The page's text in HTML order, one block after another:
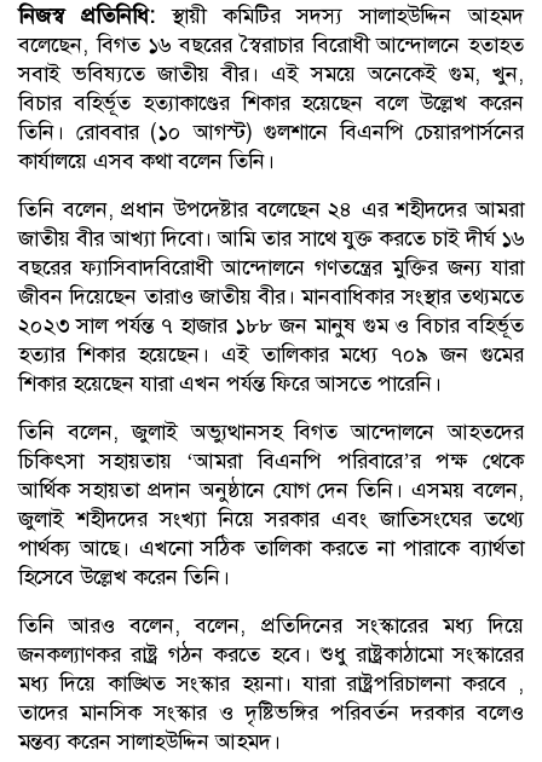
নিজস্ব প্রতিনিধি:স্থায়ী কমিটির সদস্য সালাহউদ্দিন আহমদ
বলেছেন, বিগত ১৬ বছরের স্বৈরাচার বিরোধী আন্দোলনে হতাহত
সবাই ভবিষ্যতে জাতীয় বীর। এই সময়ে অনেকেই গুম, খুন,
বিচার বহির্ভূত হত্যাকাণ্ডের শিকার হয়েছেন বলে উল্লেখ করেন
তিনি। রোববার (১০ আগস্ট) গুলশানে বিএনপি চেয়ারপার্সনের
কার্যালয়ে এসব কথা বলেন তিনি।
তিনি বলেন, প্রধান উপদেষ্টার বলেছেন ২৪ এর শহীদদের আমরা
জাতীয় বীর আখ্যা দিবো। আমি তার সাথে যুক্ত করতে চাই দীর্ঘ ১৬
বছরের ফ্যাসিবাদবিরোধী আন্দোলনে গণতন্ত্রের মুক্তির জন্য যারা
জীবন দিয়েছেন তারাও জাতীয় বীর। মানবাধিকার সংস্থার তথ্যমতে
২০২৩ সাল পর্যন্ত ৭ হাজার ১৮৮ জন মানুষ গুম ও বিচার বহির্ভূত
হত্যার শিকার হয়েছেন। এই তালিকার মধ্যে ৭০৯ জন গুমের
শিকার হয়েছেন যারা এখন পর্যন্ত ফিরে আসতে পারেনি।
তিনি বলেন, জুলাই অভ্যুত্থানসহ বিগত আন্দোলনে আহতদের
চিকিৎসা সহায়তায় ‘আমরা বিএনপি পরিবারে’র পক্ষ থেকে
আর্থিক সহায়তা প্রদান অনুষ্ঠানে যোগ দেন তিনি। এসময় বলেন,
জুলাই শহীদদের সংখ্যা নিয়ে সরকার এবং জাতিসংঘের তথ্যে
পার্থক্য আছে। এখনো সঠিক তালিকা করতে না পারাকে ব্যার্থতা
হিসেবে উল্লেখ করেন তিনি।
তিনি আরও বলেন, বলেন, প্রতিদিনের সংস্কারের মধ্য দিয়ে
জনকল্যাণকর রাষ্ট্র গঠন করতে হবে। শুধু রাষ্ট্রকাঠামো সংস্কারের
মধ্য দিয়ে কাঙ্খিত সংস্কার হয়না। যারা রাষ্ট্রপরিচালনা করবে ,
তাদের মানসিক সংস্কার ও দৃষ্টিভঙ্গির পরিবর্তন দরকার বলেও
মন্তব্য করেন সালাহউদ্দিন আহমদ।